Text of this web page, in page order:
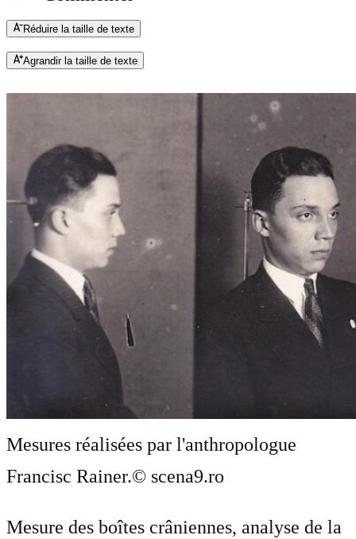
Réduire la taille de texte
Agrandir la taille de texte
Mesures réalisées par l'anthropologue
Francisc Rainer.© scena9.ro
Mesure des boîtes crâniennes, analyse de la